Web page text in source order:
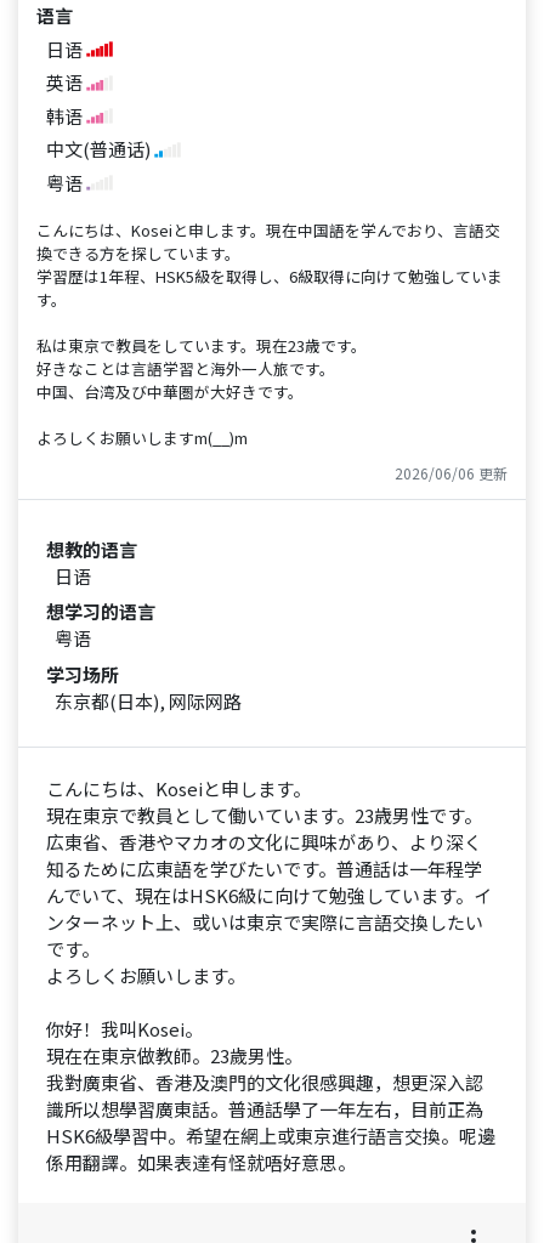
语言
日语
英语
韩语
中文(普通话)
粤语
こんにちは、Koseiと申します。現在中国語を学んでおり、言語交
換できる方を探しています。
学習歴は1年程、HSK5級を取得し、6級取得に向けて勉強していま
す。
私は東京で教員をしています。現在23歳です。
好きなことは言語学習と海外一人旅です。
中国、台湾及び中華圏が大好きです。
よろしくお願いしますm(__)m
2026/06/06 更新
想教的语言
日语
想学习的语言
粤语
学习场所
东京都(日本), 网际网路
こんにちは、Koseiと申します。
現在東京で教員として働いています。23歳男性です。
広東省、香港やマカオの文化に興味があり、より深く
知るために広東語を学びたいです。普通話は一年程学
んでいて、現在はHSK6級に向けて勉強しています。イ
ンターネット上、或いは東京で実際に言語交換したい
です。
よろしくお願いします。
你好！我叫Kosei。
現在在東京做教師。23歲男性。
我對廣東省、香港及澳門的文化很感興趣，想更深入認
識所以想學習廣東話。普通話學了一年左右，目前正為
HSK6級學習中。希望在網上或東京進行語言交換。呢邊
係用翻譯。如果表達有怪就唔好意思。